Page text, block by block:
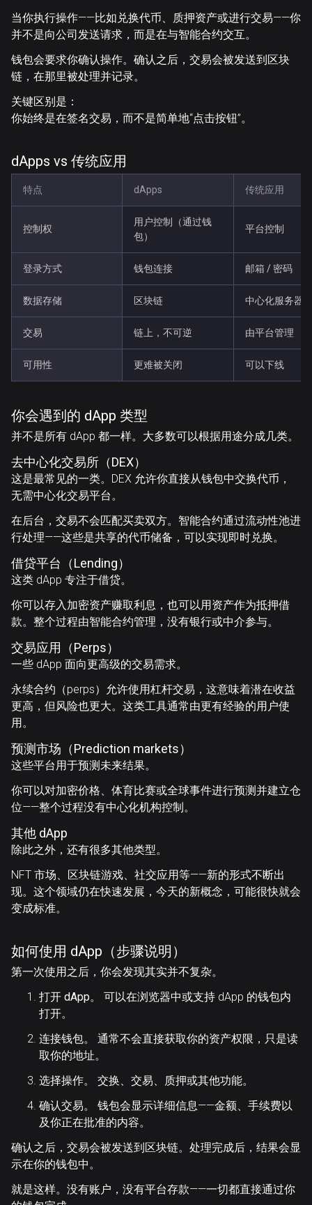
当你执行操作——比如兑换代币、质押资产或进行交易——你
并不是向公司发送请求，而是在与智能合约交互。
钱包会要求你确认操作。确认之后，交易会被发送到区块
链，在那里被处理并记录。
关键区别是：
你始终是在签名交易，而不是简单地“点击按钮”。
dApps vs 传统应用
特点 dApps 传统应用
控制权
用户控制（通过钱
包）
平台控制
登录方式 钱包连接 邮箱 / 密码
数据存储 区块链 中心化服务器
交易 链上，不可逆 由平台管理
可用性 更难被关闭 可以下线
你会遇到的 dApp 类型
并不是所有 dApp 都一样。大多数可以根据用途分成几类。
去中心化交易所（DEX）
这是最常见的一类。DEX 允许你直接从钱包中交换代币，
无需中心化交易平台。
在后台，交易不会匹配买卖双方。智能合约通过流动性池进
行处理——这些是共享的代币储备，可以实现即时兑换。
借贷平台（Lending）
这类 dApp 专注于借贷。
你可以存入加密资产赚取利息，也可以用资产作为抵押借
款。整个过程由智能合约管理，没有银行或中介参与。
交易应用（Perps）
一些 dApp 面向更高级的交易需求。
永续合约（perps）允许使用杠杆交易，这意味着潜在收益
更高，但风险也更大。这类工具通常由更有经验的用户使
用。
预测市场（Prediction markets）
这些平台用于预测未来结果。
你可以对加密价格、体育比赛或全球事件进行预测并建立仓
位——整个过程没有中心化机构控制。
其他 dApp
除此之外，还有很多其他类型。
NFT 市场、区块链游戏、社交应用等——新的形式不断出
现。这个领域仍在快速发展，今天的新概念，可能很快就会
变成标准。
如何使用 dApp（步骤说明）
第一次使用之后，你会发现其实并不复杂。
打开 dApp。
可以在浏览器中或支持 dApp 的钱包内
打开。
连接钱包。
通常不会直接获取你的资产权限，只是读
取你的地址。
选择操作。
交换、交易、质押或其他功能。
确认交易。
钱包会显示详细信息——金额、手续费以
及你正在批准的内容。
确认之后，交易会被发送到区块链。处理完成后，结果会显
示在你的钱包中。
就是这样。没有账户，没有平台存款——一切都直接通过你